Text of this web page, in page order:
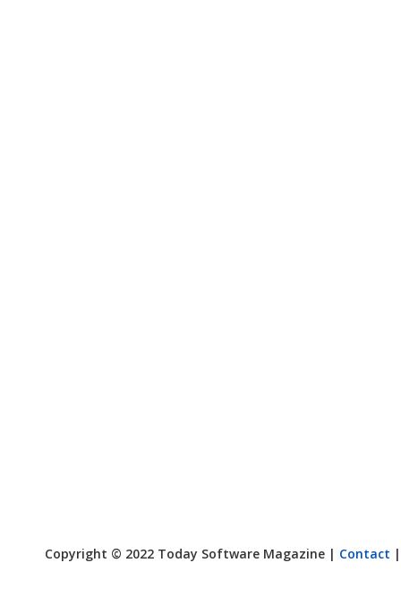
Copyright © 2022 Today Software Magazine | Contact